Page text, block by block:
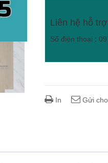
Liên hệ hỗ
Số điện thoại :
In Gửi